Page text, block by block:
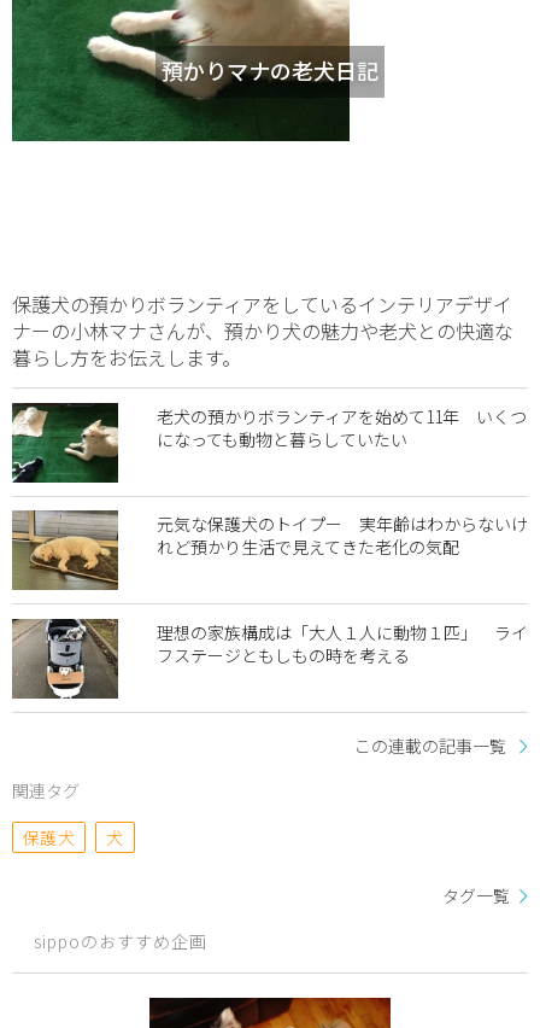
預かりマナの老犬日記
保護犬の預かりボランティアをしているインテリアデザイ
ナーの小林マナさんが、預かり犬の魅力や老犬との快適な
暮らし方をお伝えします。
老犬の預かりボランティアを始めて11年 いくつ
になっても動物と暮らしていたい
元気な保護犬のトイプー 実年齢はわからないけ
れど預かり生活で見えてきた老化の気配
理想の家族構成は「大人１人に動物１匹」 ライ
フステージともしもの時を考える
この連載の記事一覧
関連タグ
保護犬
犬
タグ一覧
sippoのおすすめ企画